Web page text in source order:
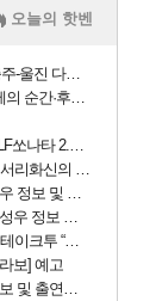
오늘의 핫벤
다녀왔어요~
간·후기 모음
절약이 얼마나 될까요..?
의 분노 티저
및 주요 필모
및 주요 필모
예상 크게 넘어”
보] 예고
출연작 모음